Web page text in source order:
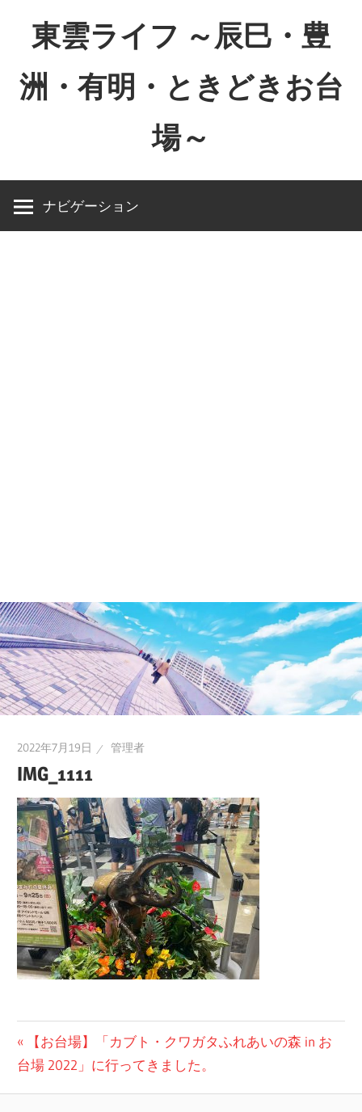
東雲ライフ ～辰巳・豊
洲・有明・ときどきお台
場～
ラ
～
ナビゲーション
2022年7月19日 管理者
IMG_1111
投
稿
前
の
【お台場】「カブト・クワガタふれあいの森 in お
台場 2022」に行ってきました。